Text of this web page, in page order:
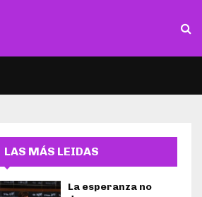
LAS MÁS LEIDAS
La esperanza no